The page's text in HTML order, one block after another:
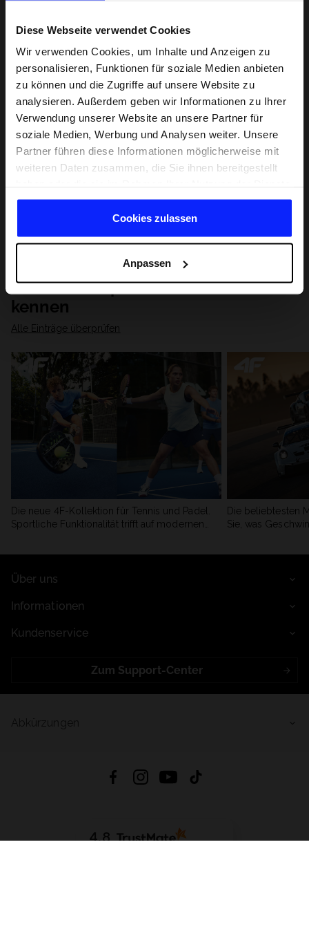
Diese Webseite verwendet Cookies
Wir verwenden Cookies, um Inhalte und Anzeigen zu
personalisieren, Funktionen für soziale Medien anbieten
zu können und die Zugriffe auf unsere Website zu
analysieren. Außerdem geben wir Informationen zu Ihrer
Verwendung unserer Website an unsere Partner für
soziale Medien, Werbung und Analysen weiter. Unsere
Partner führen diese Informationen möglicherweise mit
weiteren Daten zusammen, die Sie ihnen bereitgestellt
gesammelt haben.
Cookies zulassen
Anpassen
Lernen Sie Sport von Grund auf
kennen
Alle Einträge überprüfen
Die neue 4F-Kollektion für Tennis und Padel.
Sportliche Funktionalität trifft auf modernen
Die beliebtesten
Sie, was
Über uns
Informationen
Kundenservice
Zum Support-Center
4.8